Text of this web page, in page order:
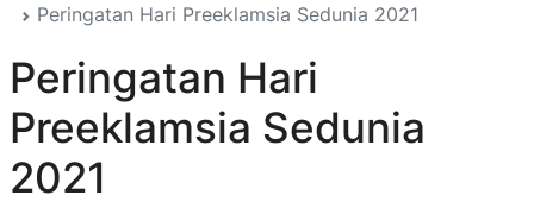
Peringatan Hari Preeklamsia Sedunia 2021
Peringatan Hari
Preeklamsia Sedunia
2021